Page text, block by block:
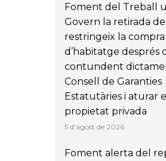
Foment del Treball
Govern la retirada
restringeix la compra
d’habitatge després
contundent
Consell de Garanties
Estatutàries i aturar
propietat privada
5 d'agost de 2026
Foment alerta del